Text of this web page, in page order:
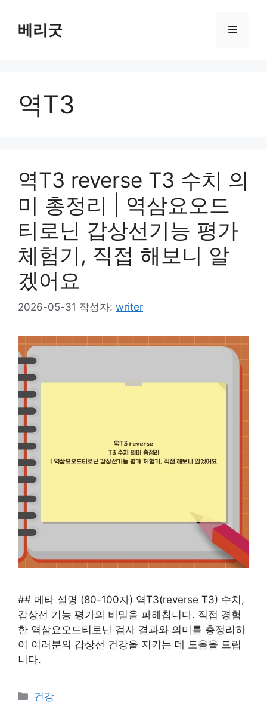
베리굿 메
역T3
역T3 reverse T3 수치 의
미 총정리 | 역삼요오드
티로닌 갑상선기능 평가
체험기, 직접 해보니 알
겠어요
2026-05-31 작성자: writer
## 메타 설명 (80-100자) 역T3(reverse T3) 수치,
갑상선 기능 평가의 비밀을 파헤칩니다. 직접 경험
한 역삼요오드티로닌 검사 결과와 의미를 총정리하
여 여러분의 갑상선 건강을 지키는 데 도움을 드립
니다.
카
건강